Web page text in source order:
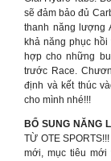
sẽ đảm bảo đủ
thanh năng lượng
khả năng phục
hợp cho những
trước Race.
định và kết thúc
cho mình nhé!!!
BỔ SUNG NĂNG
TỪ OTE
mới, mục tiêu mới